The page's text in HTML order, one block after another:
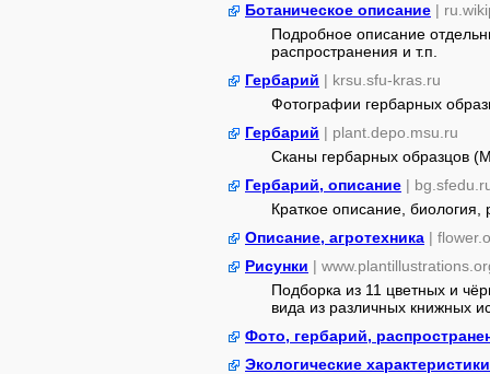
Ботаническое описание |
Подробное описание
распространения и т.п.
Гербарий | krsu.sfu-kras.ru
Фотографии гербарных
Гербарий | plant.depo.msu.ru
Сканы гербарных образцов
Гербарий, описание |
Краткое описание, биология,
Описание, агротехника |
Рисунки |
Подборка из 11 цветных и
вида из различных книжных
Фото, гербарий,
Экологические характеристики